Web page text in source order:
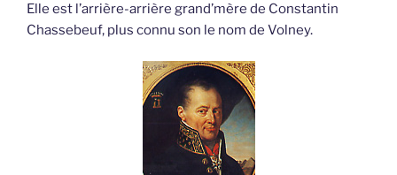
Elle est l’arrière-arrière grand’mère de Constantin
Chassebeuf, plus connu son le nom de Volney.